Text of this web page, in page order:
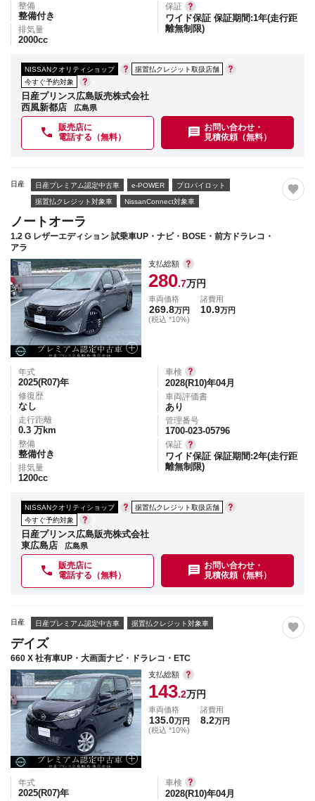
整備
整備付き
排気量
2000cc
保証
ワイド保証 保証期間:1年(走行距
離無制限)
NISSANクオリティショップ
据置払クレジット取扱店舗
今すぐ予約対象
日産プリンス広島販売株式会社
西風新都店
広島県
販売店に
電話する（無料）
お問い合わせ・
見積依頼（無料）
日産 日産プレミアム認定中古車 e-POWER プロパイロット
据置払クレジット対象車 NissanConnect対象車
ノートオーラ
1.2 G レザーエディション 試乗車UP・ナビ・BOSE・前方ドラレコ・
アラ
支払総額
280.7万円
車両価格
269.8万円
(税込 *10%)
諸費用
10.9万円
年式
2025(R07)年
修復歴
なし
走行距離
0.3 万km
整備
整備付き
排気量
1200cc
車検
2028(R10)年04月
車両評価書
あり
管理番号
1700-023-05796
保証
ワイド保証 保証期間:2年(走行距
離無制限)
NISSANクオリティショップ
据置払クレジット取扱店舗
今すぐ予約対象
日産プリンス広島販売株式会社
東広島店
広島県
販売店に
電話する（無料）
お問い合わせ・
見積依頼（無料）
日産 日産プレミアム認定中古車 据置払クレジット対象車
デイズ
660 X 社有車UP・大画面ナビ・ドラレコ・ETC
支払総額
143.2万円
車両価格
135.0万円
(税込 *10%)
諸費用
8.2万円
年式
2025(R07)年
車検
2028(R10)年04月